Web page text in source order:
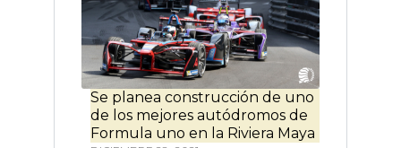
Se planea construcción de uno
de los mejores autódromos de
Formula uno en la Riviera Maya